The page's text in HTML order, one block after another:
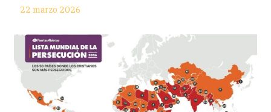
22 marzo 2026